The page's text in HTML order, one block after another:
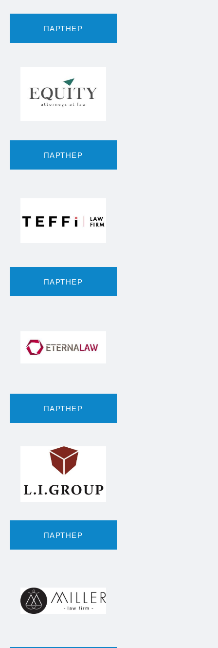
ПАРТНЕР
ПАРТНЕР
ПАРТНЕР
ПАРТНЕР
ПАРТНЕР